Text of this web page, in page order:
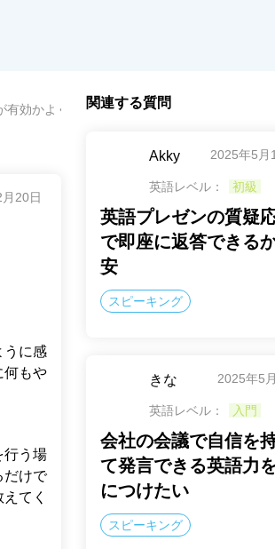
有効かよく分からない
20日
うに感
何もや
行う場
だけで
てく
関連する質問
Akky 2025年5月
英語レベル： 初級
英語プレゼンの質疑
で即座に返答できる
安
スピーキング
きな 2025年5
英語レベル： 入門
会社の会議で自信を
て発言できる英語力
につけたい
スピーキング